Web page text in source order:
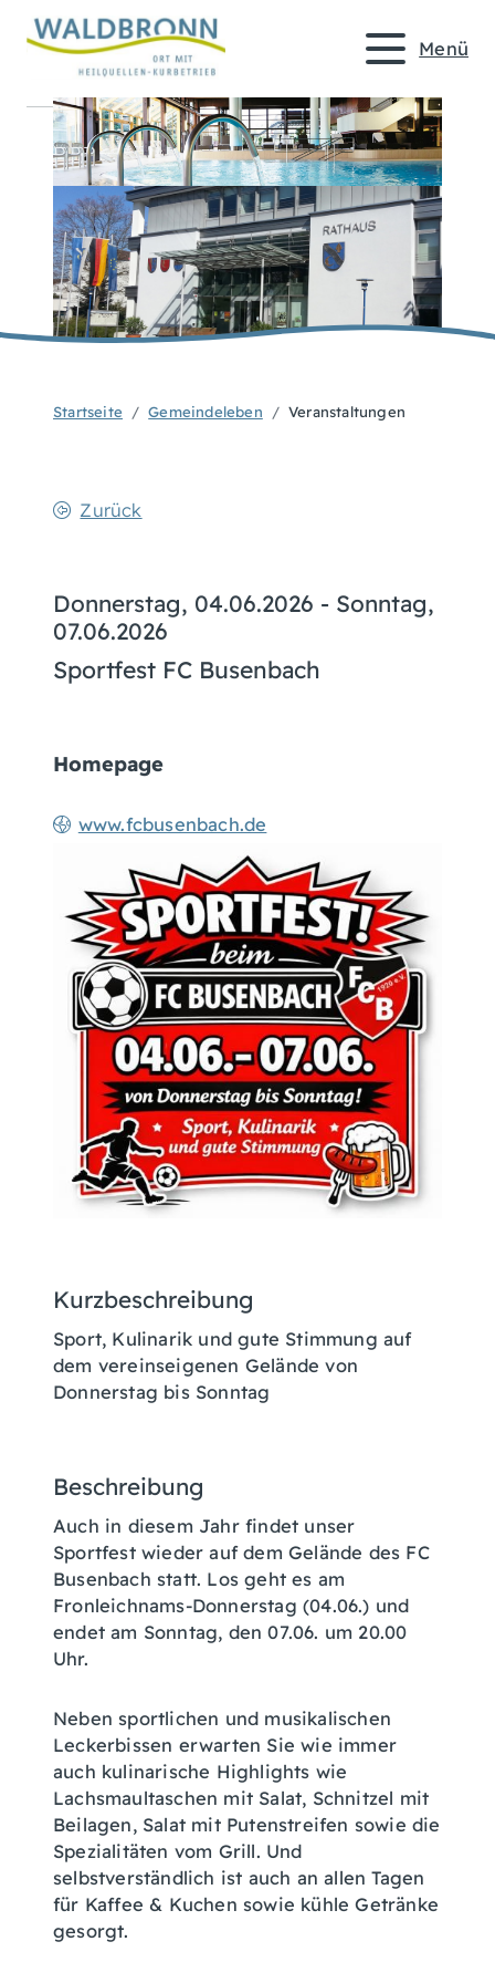
Menü
Startseite Gemeindeleben Veranstaltungen
Zurück
Donnerstag, 04.06.2026 - Sonntag,
07.06.2026
Sportfest FC Busenbach
Homepage
www.fcbusenbach.de
Kurzbeschreibung
Sport, Kulinarik und gute Stimmung auf
dem vereinseigenen Gelände von
Donnerstag bis Sonntag
Beschreibung
Auch in diesem Jahr findet unser
Sportfest wieder auf dem Gelände des FC
Busenbach statt. Los geht es am
Fronleichnams-Donnerstag (04.06.) und
endet am Sonntag, den 07.06. um 20.00
Uhr.
Neben sportlichen und musikalischen
Leckerbissen erwarten Sie wie immer
auch kulinarische Highlights wie
Lachsmaultaschen mit Salat, Schnitzel mit
Beilagen, Salat mit Putenstreifen sowie die
Spezialitäten vom Grill. Und
selbstverständlich ist auch an allen Tagen
für Kaffee & Kuchen sowie kühle Getränke
gesorgt.